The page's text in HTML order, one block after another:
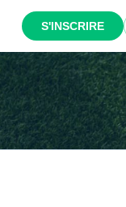
S'INSCRIRE